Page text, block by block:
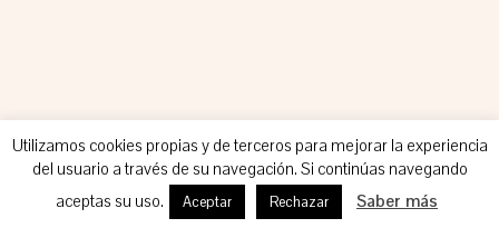
Utilizamos cookies propias y de terceros para mejorar la experiencia
del usuario a través de su navegación. Si continúas navegando
aceptas su uso.
Aceptar Rechazar Saber más